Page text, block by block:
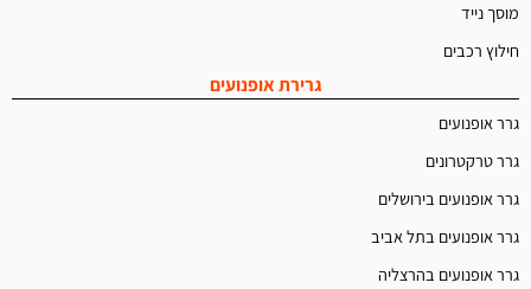
מוסך נייד
חילוץ רכבים
גרירת אופנועים
גרר אופנועים
גרר טרקטרונים
גרר אופנועים בירושלים
גרר אופנועים בתל אביב
גרר אופנועים בהרצליה